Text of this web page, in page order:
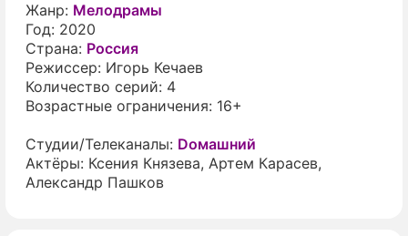
Жанр: Мелодрамы
Год: 2020
Страна: Россия
Режиссер: Игорь Кечаев
Количество серий: 4
Возрастные ограничения: 16+
Студии/Телеканалы: Dомашний
Актёры: Ксения Князева, Артем Карасев,
Александр Пашков